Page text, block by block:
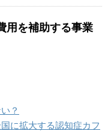
用を補助する事業
？
に拡大する認知症カフ